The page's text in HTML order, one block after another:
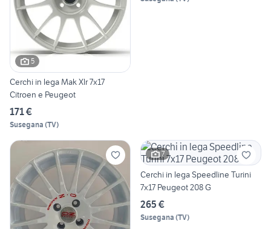
5
Cerchi in lega Mak Xlr 7x17
Citroen e Peugeot
171 €
Susegana (TV)
7
Cerchi in lega Speedline Turini
7x17 Peugeot 208 G
265 €
Susegana (TV)